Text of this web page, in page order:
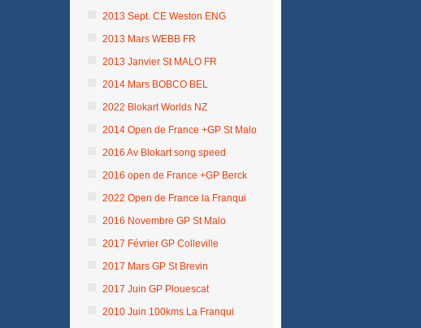
2013 Sept. CE Weston ENG
2013 Mars WEBB FR
2013 Janvier St MALO FR
2014 Mars BOBCO BEL
2022 Blokart Worlds NZ
2014 Open de France +GP St Malo
2016 Av Blokart song speed
2016 open de France +GP Berck
2022 Open de France la Franqui
2016 Novembre GP St Malo
2017 Février GP Colleville
2017 Mars GP St Brevin
2017 Juin GP Plouescat
2010 Juin 100kms La Franqui